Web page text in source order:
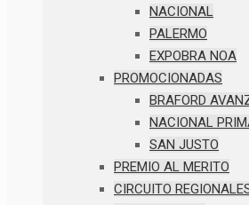
NACIONAL
PALERMO
EXPOBRA NOA
PROMOCIONADAS
BRAFORD
NACIONAL
SAN JUSTO
PREMIO AL MERITO
CIRCUITO